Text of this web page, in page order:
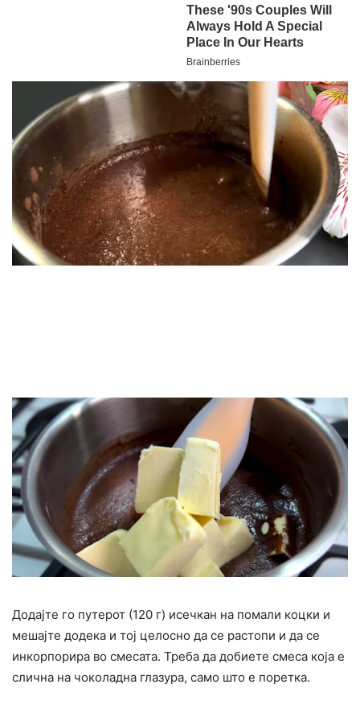
Додајте го путерот (120 г) исечкан на помали коцки и
мешајте додека и тој целосно да се растопи и да се
инкорпорира во смесата. Треба да добиете смеса која е
слична на чоколадна глазура, само што е поретка.